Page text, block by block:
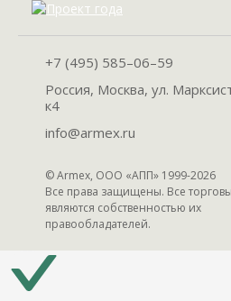
+7 (495) 585–06–59
Россия, Москва, ул.
к4
info@armex.ru
© Armex, ООО «АПП» 1999-2026
Все права защищены. Все
являются собственностью их
правообладателей.